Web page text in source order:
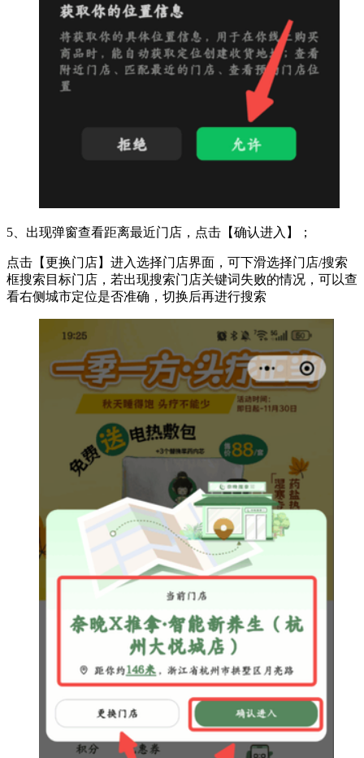
5、出现弹窗查看距离最近门店，点击【确认进入】；
点击【更换门店】进入选择门店界面，可下滑选择门店/搜索
框搜索目标门店，若出现搜索门店关键词失败的情况，可以查
看右侧城市定位是否准确，切换后再进行搜索